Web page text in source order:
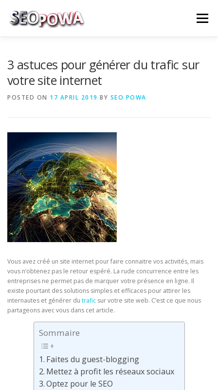
Menu
3 astuces pour générer du trafic sur
votre site internet
POSTED ON 17 APRIL 2019 BY SEO POWA
Vous avez créé un site internet pour faire connaitre vos activités, mais
vous n’obtenez pas le retour espéré. La rude concurrence entre les
entreprises ne permet pas de marquer votre présence en ligne. Il
existe pourtant des solutions simples et efficaces pour attirer les
internautes et générer du trafic sur votre site web. C’est ce que nous
partageons avec vous dans cet article.
Sommaire
Faites du guest-blogging
Mettez à profit les réseaux sociaux
Optez pour le SEO